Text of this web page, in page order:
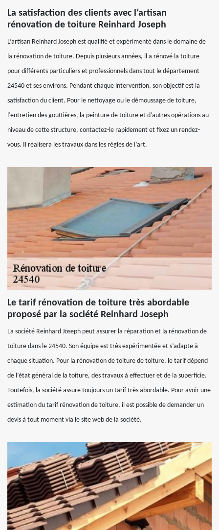
La satisfaction des clients avec l’artisan
rénovation de toiture Reinhard Joseph
L’artisan Reinhard Joseph est qualifié et expérimenté dans le domaine de
la rénovation de toiture. Depuis plusieurs années, il a rénové la toiture
pour différents particuliers et professionnels dans tout le département
24540 et ses environs. Pendant chaque intervention, son objectif est la
satisfaction du client. Pour le nettoyage ou le démoussage de toiture,
l’entretien des gouttières, la peinture de toiture et d’autres opérations au
niveau de cette structure, contactez-le rapidement et fixez un rendez-
vous. Il réalisera les travaux dans les règles de l’art.
Le tarif rénovation de toiture très abordable
proposé par la société Reinhard Joseph
La société Reinhard Joseph peut assurer la réparation et la rénovation de
toiture dans le 24540. Son équipe est très expérimentée et s’adapte à
chaque situation. Pour la rénovation de toiture de toiture, le tarif dépend
de l’état général de la toiture, des travaux à effectuer et de la superficie.
Toutefois, la société assure toujours un tarif très abordable. Pour avoir une
estimation du tarif rénovation de toiture, il est possible de demander un
devis à tout moment via le site web de la société.